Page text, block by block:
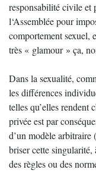
responsabilité civile et
l‘Assemblée pour
comportement sexuel,
très « glamour » ça,
Dans la sexualité,
les différences
telles qu’elles
privée est par
d’un modèle arbitraire
briser cette
des règles ou des